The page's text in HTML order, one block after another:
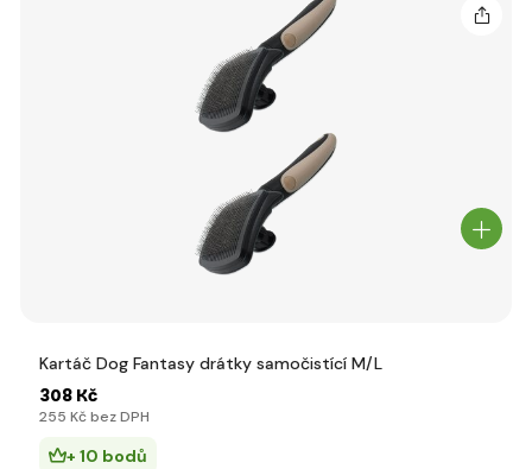
Kartáč Dog Fantasy drátky samočistící M/L
308 Kč
255 Kč bez DPH
+ 10 bodů